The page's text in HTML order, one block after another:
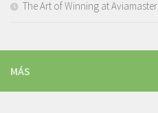
The Art of Winning at
MÁS